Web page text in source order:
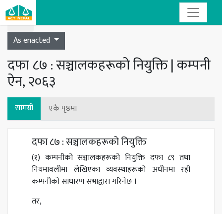
Toggle navigation
As enacted
दफा ८७ : सञ्चालकहरूको नियुक्ति | कम्पनी
ऐन, २०६३
सामग्री एकै पृष्ठमा
दफा ८७ : सञ्चालकहरूको नियुक्ति
(१) कम्पनीको सञ्चालकहरूको नियुक्ति दफा ८९ तथा
नियमावलीमा लेखिएका व्यवस्थाहरूको अधीनमा रही
कम्पनीको साधारण सभाद्वारा गरिनेछ ।
तर,